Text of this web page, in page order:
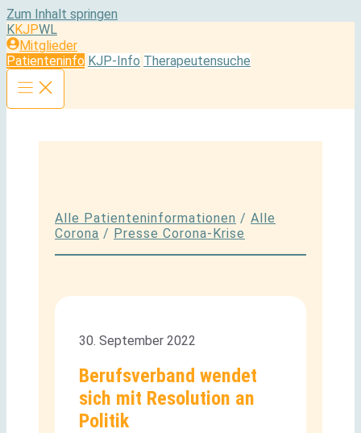
Zum Inhalt springen
KKJPWL
Mitglieder
Patienteninfo KJP-Info Therapeutensuche
Alle Patienteninformationen / Alle
Corona / Presse Corona-Krise
30. September 2022
Berufsverband wendet
sich mit Resolution an
Politik